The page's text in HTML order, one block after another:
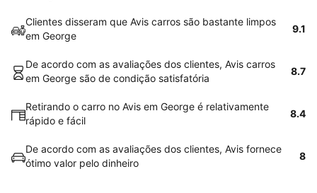
Clientes disseram que Avis carros são bastante limpos
em George
9.1
De acordo com as avaliações dos clientes, Avis carros
em George são de condição satisfatória
8.7
Retirando o carro no Avis em George é relativamente
rápido e fácil
8.4
De acordo com as avaliações dos clientes, Avis fornece
ótimo valor pelo dinheiro
8